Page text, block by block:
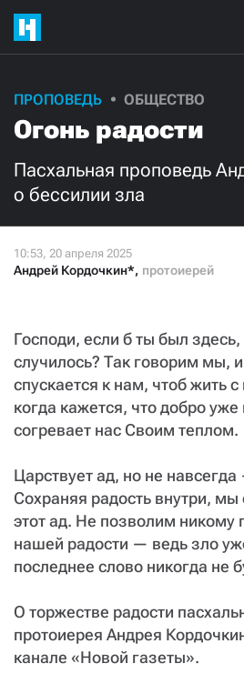
ПРОПОВЕДЬ ОБЩЕСТВО
Огонь радости
Пасхальная проповедь
о бессилии зла
Андрей Кордочкин*, протоиерей
Господи, если б ты был
случилось? Так говорим мы,
спускается к нам, чтоб жить
когда кажется, что добро
согревает нас Своим теплом.
Царствует ад, но не
Сохраняя радость внутри,
этот ад. Не позволим никому
нашей радости — ведь зло
последнее слово никогда не
О торжестве радости
протоиерея Андрея
канале «Новой газеты».